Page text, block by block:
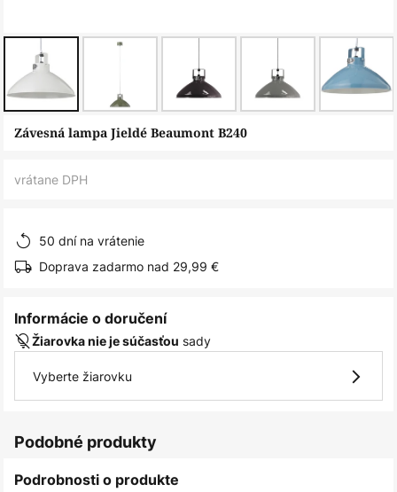
Preskočiť
Závesná lampa Jieldé Beaumont B240
vrátane DPH
50 dní na vrátenie
Doprava zadarmo nad 29,99 €
Informácie o doručení
Žiarovka nie je súčasťou sady
Vyberte žiarovku
Podobné produkty
Podrobnosti o produkte